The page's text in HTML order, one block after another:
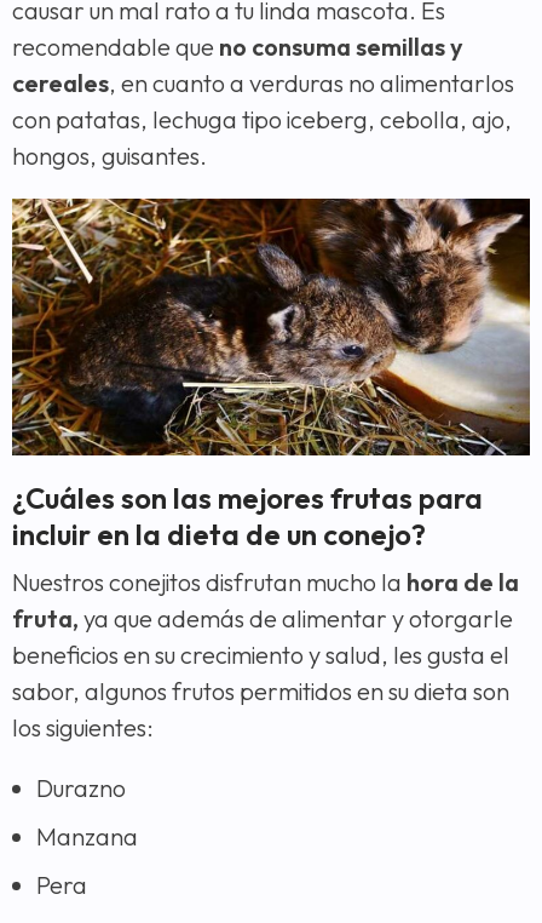
causar un mal rato a tu linda mascota. Es
recomendable que no consuma semillas y
cereales, en cuanto a verduras no alimentarlos
con patatas, lechuga tipo iceberg, cebolla, ajo,
hongos, guisantes.
¿Cuáles son las mejores frutas para
incluir en la dieta de un conejo?
Nuestros conejitos disfrutan mucho la hora de la
fruta, ya que además de alimentar y otorgarle
beneficios en su crecimiento y salud, les gusta el
sabor, algunos frutos permitidos en su dieta son
los siguientes:
Durazno
Manzana
Pera